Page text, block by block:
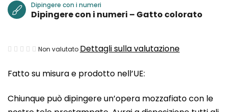
Fatto su misura e prodotto nell’UE:
Chiunque può dipingere un’opera mozzafiato con le
Dipingere con i numeri
Dipingere con i numeri – Gatto colorato
La
media
prodotto
Non valutato Dettagli sulla valutazione